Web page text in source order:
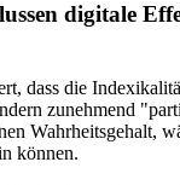
digitale
dass die
zunehmend
Wahrheitsgehalt,
können.